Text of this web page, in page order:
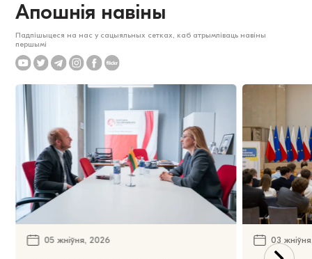
Апошнія навіны
Падпішыцеся на нас у сацыяльных сетках, каб атрымліваць навіны
першымі
05 жніўня, 2026 03